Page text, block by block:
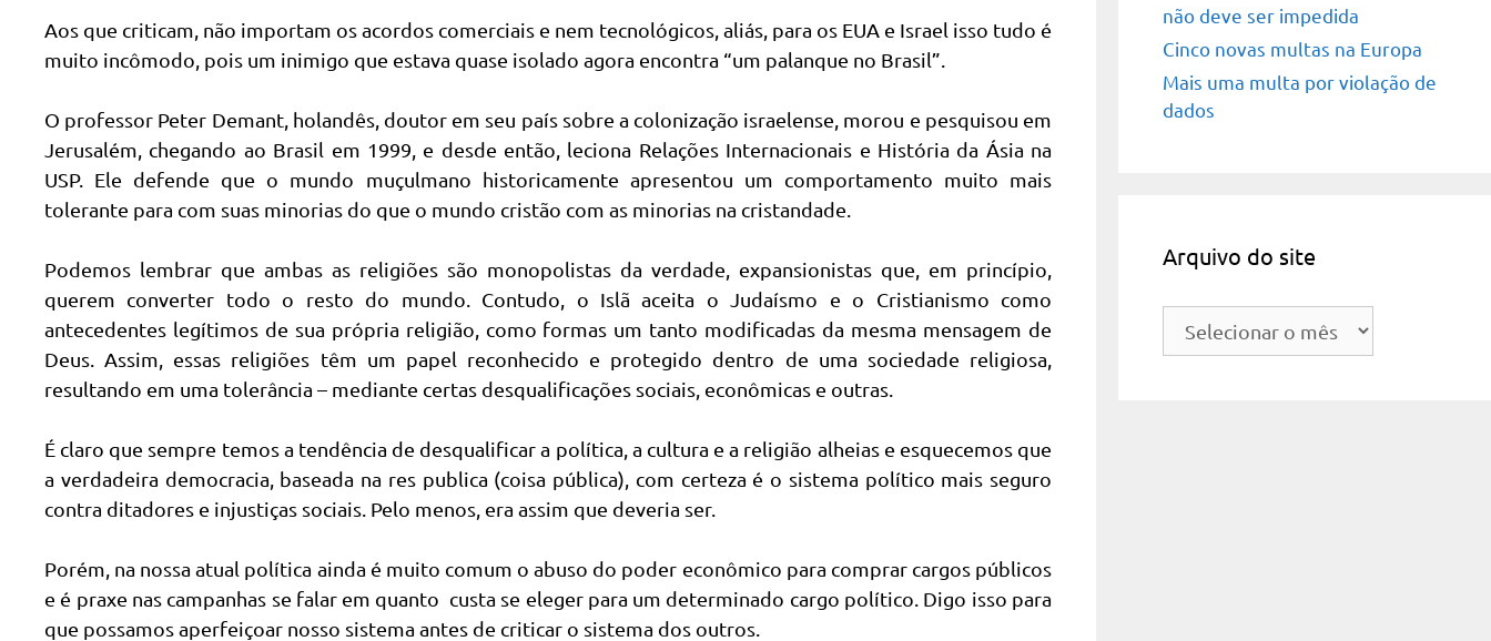
Aos que criticam, não importam os acordos comerciais e nem tecnológicos, aliás, para os EUA e Israel isso tudo é
muito incômodo, pois um inimigo que estava quase isolado agora encontra “um palanque no Brasil”.
O professor Peter Demant, holandês, doutor em seu país sobre a colonização israelense, morou e pesquisou em
Jerusalém, chegando ao Brasil em 1999, e desde então, leciona Relações Internacionais e História da Ásia na
USP. Ele defende que o mundo muçulmano historicamente apresentou um comportamento muito mais
tolerante para com suas minorias do que o mundo cristão com as minorias na cristandade.
Podemos lembrar que ambas as religiões são monopolistas da verdade, expansionistas que, em princípio,
querem converter todo o resto do mundo. Contudo, o Islã aceita o Judaísmo e o Cristianismo como
antecedentes legítimos de sua própria religião, como formas um tanto modificadas da mesma mensagem de
Deus. Assim, essas religiões têm um papel reconhecido e protegido dentro de uma sociedade religiosa,
resultando em uma tolerância – mediante certas desqualificações sociais, econômicas e outras.
É claro que sempre temos a tendência de desqualificar a política, a cultura e a religião alheias e esquecemos que
a verdadeira democracia, baseada na res publica (coisa pública), com certeza é o sistema político mais seguro
contra ditadores e injustiças sociais. Pelo menos, era assim que deveria ser.
Porém, na nossa atual política ainda é muito comum o abuso do poder econômico para comprar cargos públicos
e é praxe nas campanhas se falar em quanto custa se eleger para um determinado cargo político. Digo isso para
que possamos aperfeiçoar nosso sistema antes de criticar o sistema dos outros.
não deve ser impedida
Cinco novas multas na Europa
Mais uma multa por violação de
dados
Arquivo do site
Arquivo